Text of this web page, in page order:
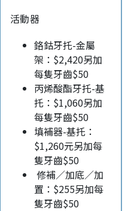
活動器
鉻鈷牙托-金屬
架：$2,420另加
每隻牙齒$50
丙烯酸酯牙托-基
托：$1,060另加
每隻牙齒$50
填補器-基托：
$1,260元另加每
隻牙齒$50
修補／加底／加
置：$255另加每
隻牙齒$50